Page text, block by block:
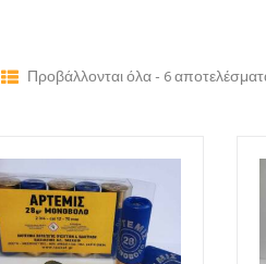
Προβάλλονται όλα - 6